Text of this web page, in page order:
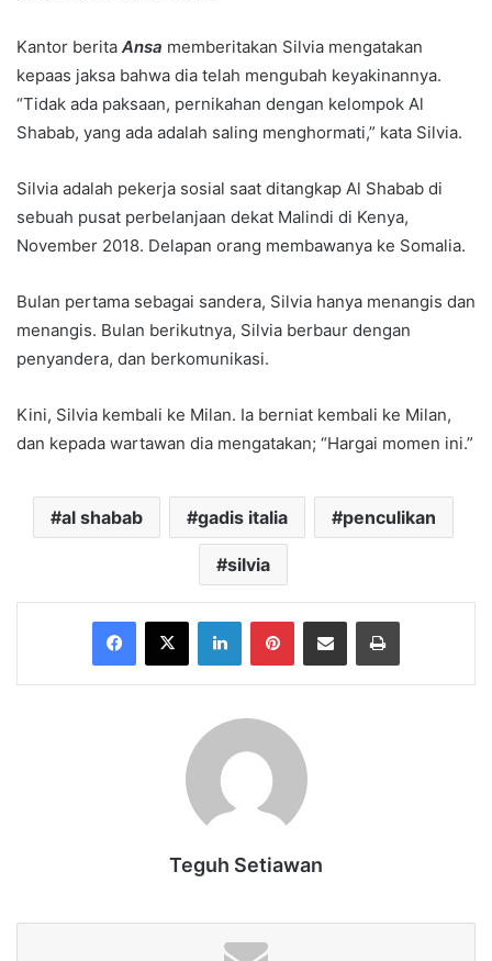
Kantor berita Ansa memberitakan Silvia mengatakan
kepaas jaksa bahwa dia telah mengubah keyakinannya.
“Tidak ada paksaan, pernikahan dengan kelompok Al
Shabab, yang ada adalah saling menghormati,” kata Silvia.
Silvia adalah pekerja sosial saat ditangkap Al Shabab di
sebuah pusat perbelanjaan dekat Malindi di Kenya,
November 2018. Delapan orang membawanya ke Somalia.
Bulan pertama sebagai sandera, Silvia hanya menangis dan
menangis. Bulan berikutnya, Silvia berbaur dengan
penyandera, dan berkomunikasi.
Kini, Silvia kembali ke Milan. Ia berniat kembali ke Milan,
dan kepada wartawan dia mengatakan; “Hargai momen ini.”
al shabab gadis italia penculikan
silvia
Facebook
X LinkedInPinterestShare via Email Print
Teguh Setiawan